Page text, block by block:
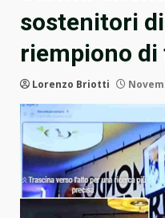
sostenitori
riempiono di
Lorenzo Briotti